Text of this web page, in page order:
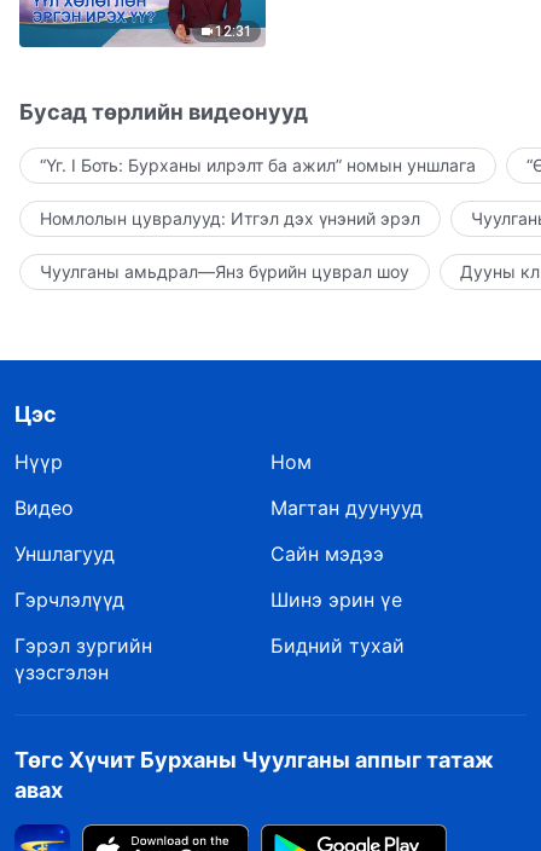
12:31
Бусад төрлийн видеонууд
“Үг. I Боть: Бурханы илрэлт ба ажил” номын уншлага
Номлолын цувралууд: Итгэл дэх үнэний эрэл
Чуулганы амьдрал—Янз бүрийн цуврал шоу Дууны
Цэс
Нүүр
Ном
Видео
Магтан дуунууд
Уншлагууд
Сайн мэдээ
Гэрчлэлүүд
Шинэ эрин үе
Гэрэл зургийн
үзэсгэлэн
Бидний тухай
Төгс Хүчит Бурханы Чуулганы аппыг татаж
авах